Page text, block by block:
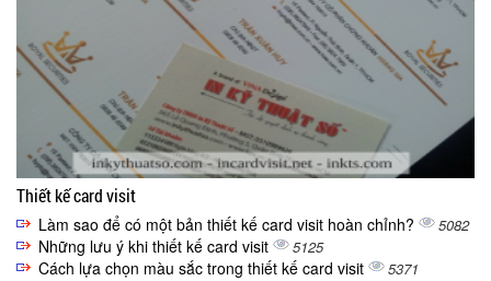
Thiết kế card visit
Làm sao để có một bản thiết kế card visit hoàn chỉnh? 5082
Những lưu ý khi thiết kế card visit 5125
Cách lựa chọn màu sắc trong thiết kế card visit 5371